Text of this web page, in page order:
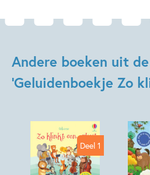
Uitgever:
Usborne Publishers
Andere boeken uit
'Geluidenboekje Zo
Deel 1